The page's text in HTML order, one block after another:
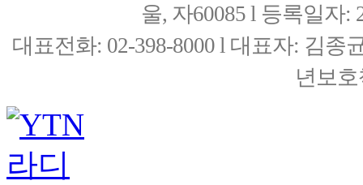
울, 자60085 l 등록일자:
대표전화: 02-398-8000 l 대표자: 김종
년보